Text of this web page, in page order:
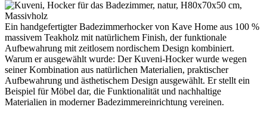
Ein handgefertigter Badezimmerhocker von Kave Home aus 100 %
massivem Teakholz mit natürlichem Finish, der funktionale
Aufbewahrung mit zeitlosem nordischem Design kombiniert.
Warum er ausgewählt wurde: Der Kuveni-Hocker wurde wegen
seiner Kombination aus natürlichen Materialien, praktischer
Aufbewahrung und ästhetischem Design ausgewählt. Er stellt ein
Beispiel für Möbel dar, die Funktionalität und nachhaltige
Materialien in moderner Badezimmereinrichtung vereinen.